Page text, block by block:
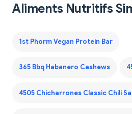
Aliments Nutritifs
1st Phorm Vegan Protein Bar
365 Bbq Habanero Cashews
4505 Chicharrones Classic Chili